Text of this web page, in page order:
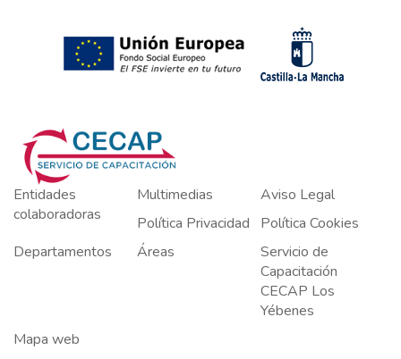
Entidades
colaboradoras
Multimedias
Aviso Legal
Política Privacidad
Política Cookies
Departamentos
Áreas
Servicio de
Capacitación
CECAP Los
Yébenes
Mapa web